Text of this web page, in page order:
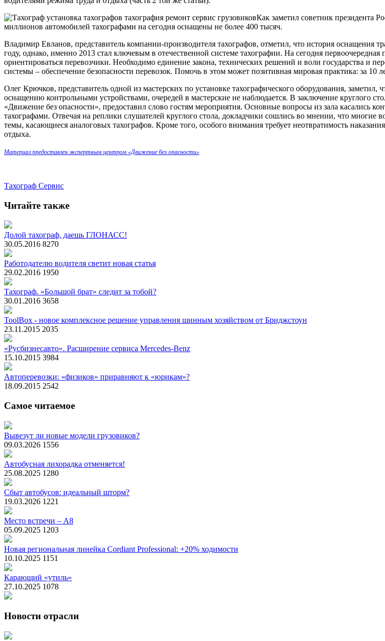
Как заметил советник президента
миллионов автомобилей тахографами на сегодня оснащены не более 400 тысяч.
Владимир Евланов, представитель компании-производителя тахографов, отметил, что история оснащения
году, однако, именно 2013 стал ключевым в отечественной системе тахографии. На сегодня
ориентироваться перевозчики. Необходимо единение закона, технических решений и воли государства и
системы – обеспечение безопасности перевозок. Помочь в этом может позитивная мировая практика: за 10
Олег Крючков, представитель одной из мастерских по установке тахографического оборудования,
оснащению контрольными устройствами, очередей в мастерские не наблюдается. В заключение круглого
«Движение без опасности», предоставил слово гостям мероприятия. Основные вопросы из зала касались
тахографами. Отвечая на реплики слушателей круглого стола, докладчики сошлись во мнении, что многие
темы, касающиеся аналоговых тахографов. Кроме того, особого внимания требует неотвратимость
отдыха.
Материал предоставлен экспертным центром «Движение без опасности»
Тахограф Сервис
Читайте также
Долой тахограф, даешь ГЛОНАСС!
30.05.2016 8270
Работодателю водителя светит новая статья
29.02.2016 1950
Тахограф. «Большой брат» следит за тобой?
30.01.2016 3658
ToolBox - новое комплексное решение управления шинным хозяйством от Бриджстоун
23.11.2015 2035
«Русбизнесавто». Расширение сервиса Mercedes-Benz
15.10.2015 3984
Автоперевозки: «физиков» приравняют к «юрикам»?
18.09.2015 2542
Самое читаемое
Вывезут ли новые модели грузовиков?
09.03.2026 1556
Автобусная лихорадка отменяется!
25.08.2025 1280
Сбыт автобусов: идеальный шторм?
19.03.2026 1221
Место встречи – А8
05.09.2025 1203
Новая региональная линейка Cordiant Professional: +20% ходимости
10.10.2025 1151
Карающий «утиль»
27.10.2025 1078
Новости отрасли